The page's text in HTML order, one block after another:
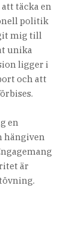
täcka en
politik
mig till
unika
ligger i
och att
en
hängiven
är